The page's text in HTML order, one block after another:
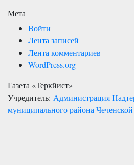
Мета
Войти
Лента записей
Лента комментариев
WordPress.org
Газета «Теркйист»
Учредитель: Администрация
муниципального района